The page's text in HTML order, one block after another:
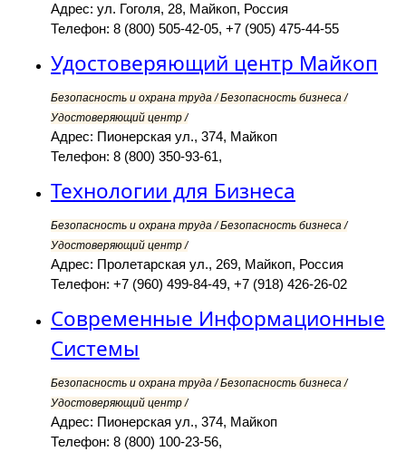
Адрес: ул. Гоголя, 28, Майкоп, Россия
Телефон: 8 (800) 505-42-05, +7 (905) 475-44-55
Удостоверяющий центр Майкоп
Безопасность и охрана труда / Безопасность бизнеса /
Удостоверяющий центр /
Адрес: Пионерская ул., 374, Майкоп
Телефон: 8 (800) 350-93-61,
Технологии для Бизнеса
Безопасность и охрана труда / Безопасность бизнеса /
Удостоверяющий центр /
Адрес: Пролетарская ул., 269, Майкоп, Россия
Телефон: +7 (960) 499-84-49, +7 (918) 426-26-02
Современные Информационные
Системы
Безопасность и охрана труда / Безопасность бизнеса /
Удостоверяющий центр /
Адрес: Пионерская ул., 374, Майкоп
Телефон: 8 (800) 100-23-56,